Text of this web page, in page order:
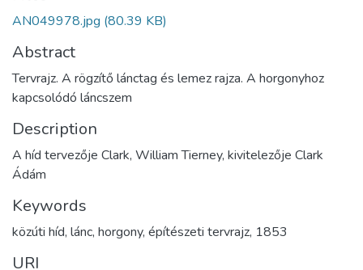
AN049978.jpg (80.39 KB)
Abstract
Tervrajz. A rögzítő lánctag és lemez rajza. A horgonyhoz
kapcsolódó láncszem
Description
A híd tervezője Clark, William Tierney, kivitelezője Clark
Ádám
Keywords
közúti híd, lánc, horgony, építészeti tervrajz, 1853
URI